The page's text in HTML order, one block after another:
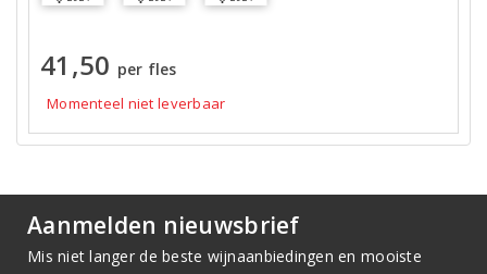
41,50 per fles
Momenteel niet leverbaar
Aanmelden nieuwsbrief
Mis niet langer de beste wijnaanbiedingen en mooiste